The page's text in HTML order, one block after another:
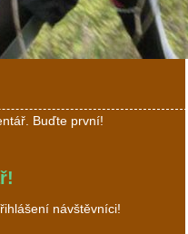
Buďte první!
návštěvníci!